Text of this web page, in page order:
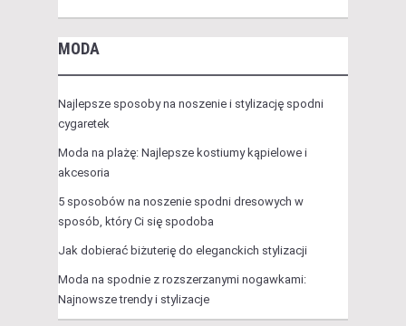
MODA
Najlepsze sposoby na noszenie i stylizację spodni
cygaretek
Moda na plażę: Najlepsze kostiumy kąpielowe i
akcesoria
5 sposobów na noszenie spodni dresowych w
sposób, który Ci się spodoba
Jak dobierać biżuterię do eleganckich stylizacji
Moda na spodnie z rozszerzanymi nogawkami:
Najnowsze trendy i stylizacje